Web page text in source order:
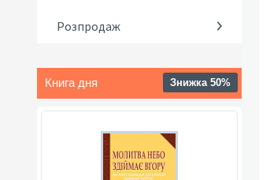
Розпродаж
Книга дня Знижка 50%